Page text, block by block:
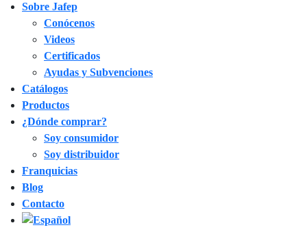
Sobre Jafep
Conócenos
Videos
Certificados
Ayudas y Subvenciones
Catálogos
Productos
¿Dónde comprar?
Soy consumidor
Soy distribuidor
Franquicias
Blog
Contacto